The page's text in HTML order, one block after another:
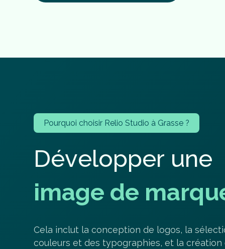
Pourquoi choisir Relio Studio à Grasse ?
Développer une
image de marqu
Cela inclut la conception de logos, la
couleurs et des typographies, et la création